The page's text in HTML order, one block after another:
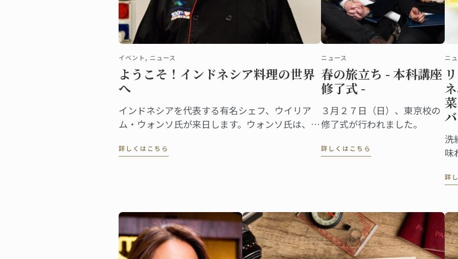
イベント, ニュース
ようこそ！インドネシア料理の世界
へ
インドネシアを代表する有名シェフ、ウイリア
ム・ウォンソ氏が来日します。ウォンソ氏は、フ
du mérite agricole "勲章も授与された料理界の
詳しくはこちら
ニュース
春の旅立ち - 本科講座
修了式 -
３月２７日（日）、東京校の
修了式が行われました。
詳しくはこちら
ニ
洗
味
高
と
ー
詳